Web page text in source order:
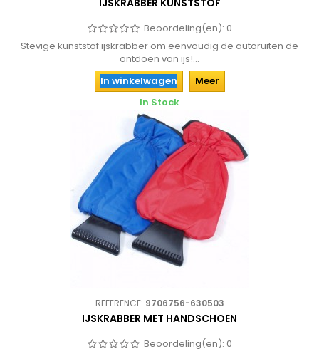
IJSKRABBER KUNSTSTOF
Beoordeling(en): 0
Stevige kunststof ijskrabber om eenvoudig de autoruiten de
ontdoen van ijs!...
In winkelwagen
Meer
In Stock
REFERENCE: 9706756-630503
IJSKRABBER MET HANDSCHOEN
Beoordeling(en): 0